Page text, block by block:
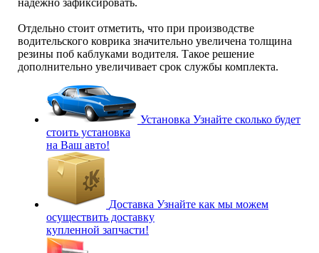
Отдельно стоит отметить, что при производстве
водительского коврика значительно увеличена толщина
резины поб каблуками водителя. Такое решение
дополнительно увеличивает срок службы комплекта.
Установка Узнайте сколько будет
стоить установка
на Ваш авто!
Доставка Узнайте как мы можем
осуществить доставку
купленной запчасти!